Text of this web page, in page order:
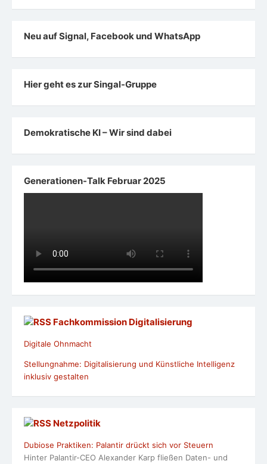
Neu auf Signal, Facebook und WhatsApp
Hier geht es zur Singal-Gruppe
Demokratische KI – Wir sind dabei
Generationen-Talk Februar 2025
Fachkommission Digitalisierung
Digitale Ohnmacht
Stellungnahme: Digitalisierung und Künstliche Intelligenz
inklusiv gestalten
Netzpolitik
Dubiose Praktiken: Palantir drückt sich vor Steuern
Hinter Palantir-CEO Alexander Karp fließen Daten- und